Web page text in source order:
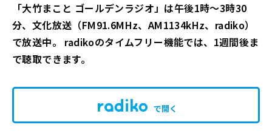
「大竹まこと ゴールデンラジオ」は午後1時～3時30
分、文化放送（FM91.6MHz、AM1134kHz、radiko）
で放送中。 radikoのタイムフリー機能では、1週間後ま
で聴取できます。
で開く